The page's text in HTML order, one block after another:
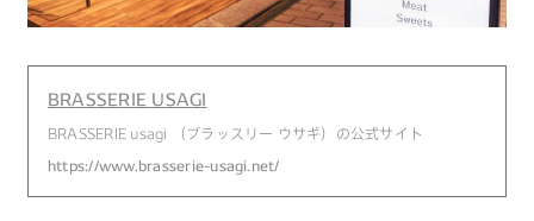
BRASSERIE USAGI
BRASSERIE usagi （ブラッスリー ウサギ）の公式サイト
https://www.brasserie-usagi.net/